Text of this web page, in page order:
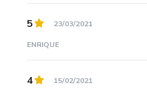
5 23/03/2021
ENRIQUE
4 15/02/2021